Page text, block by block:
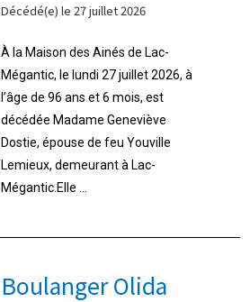
Décédé(e) le 27 juillet 2026
À la Maison des Ainés de Lac-
Mégantic, le lundi 27 juillet 2026, à
l’âge de 96 ans et 6 mois, est
décédée Madame Geneviève
Dostie, épouse de feu Youville
Lemieux, demeurant à Lac-
Mégantic.Elle ...
Boulanger Olida